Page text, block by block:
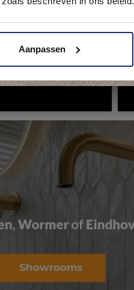
Aanpassen
langs en ervaar zelf het verschil!